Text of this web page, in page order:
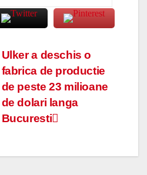
Ulker a deschis o
fabrica de productie
de peste 23 milioane
de dolari langa
Bucuresti